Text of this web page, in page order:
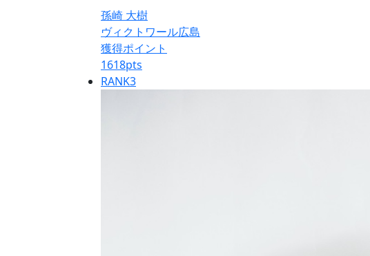
孫崎 大樹
ヴィクトワール広島
獲得ポイント
1618pts
RANK3